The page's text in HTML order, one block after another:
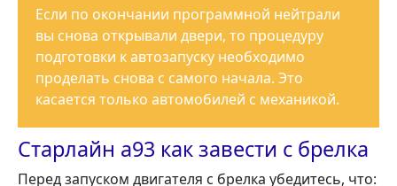
Если по окончании программной нейтрали
вы снова открывали двери, то процедуру
подготовки к автозапуску необходимо
проделать снова с самого начала. Это
касается только автомобилей с механикой.
Старлайн а93 как завести с брелка
Перед запуском двигателя с брелка убедитесь, что: